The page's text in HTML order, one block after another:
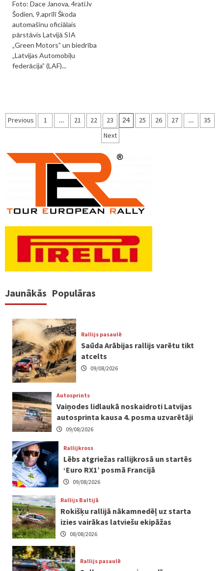
Foto: Dace Janova, 4rati.lv
Šodien, 9.aprīlī Škoda
automašīnu oficiālais
pārstāvis Latvijā SIA
„Green Motors” un biedrība
„Latvijas Automobiļu
federācija” (LAF)...
Ziņu
pēc
lappusēm
Previous 1 … 21 22 23 24 25 26 27 …
35
Next
Jaunākās Populāras
Rallijs pasaulē
Saūda Arābijas rallijs varētu tikt
atcelts
09/08/2026
Autosprints
Vaiņodes lidlaukā noskaidroti Latvijas
autosprinta kausa 4. posma uzvarētāji
09/08/2026
Rallijkross
Lēbs atgriežas rallijkrosā un startēs
‘Euro RX1’ posmā Francijā
09/08/2026
Rallijs Baltijā
Rokišķu rallijā nākamnedēļ uz starta
izies vairākas latviešu ekipāžas
08/08/2026
Rallijs pasaulē